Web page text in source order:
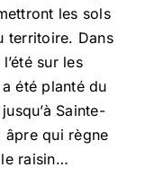
les sols
territoire. Dans
sur les
été planté du
Sainte-
âpre qui règne
le raisin…